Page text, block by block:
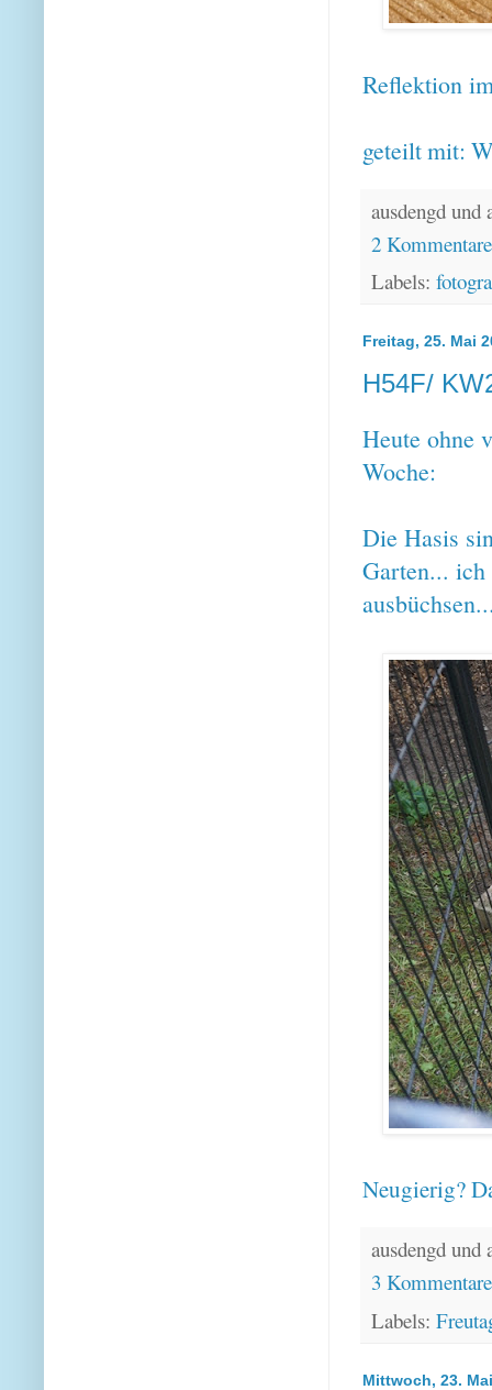
Reflektion
geteilt mit:
ausdengd
2
Labels:
Freitag, 25. Mai
H54F/
Heute ohne
Woche:
Die Hasis
Garten...
Neugierig?
ausdengd
3
Labels:
Mittwoch, 23.